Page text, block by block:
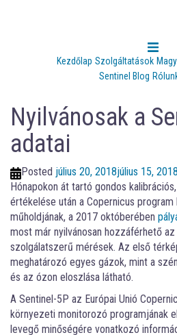
Kezdőlap Szolgáltatások
Sentinel Blog
Nyilvánosak a
adatai
Posted július 20, 2018július 15, 2018
Hónapokon át tartó gondos
értékelése után a Copernicus
műholdjának, a 2017 októberében
most már nyilvánosan hozzáférhető
szolgálatszerű mérések. Az első
meghatározó egyes gázok, mint a
és az ózon eloszlása látható.
A Sentinel-5P az Európai Unió
környezeti monitorozó programjának
levegő minőségére vonatkozó